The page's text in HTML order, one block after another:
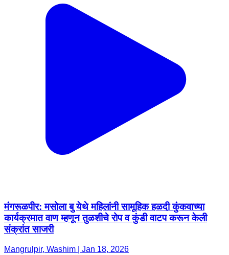
मंगरूळपीर: मसोला बु येथे महिलांनी सामूहिक हळदी कुंकवाच्या
कार्यक्रमात वाण म्हणून तुळशीचे रोप व कुंडी वाटप करून केली
संक्रांत साजरी
Mangrulpir, Washim | Jan 18, 2026